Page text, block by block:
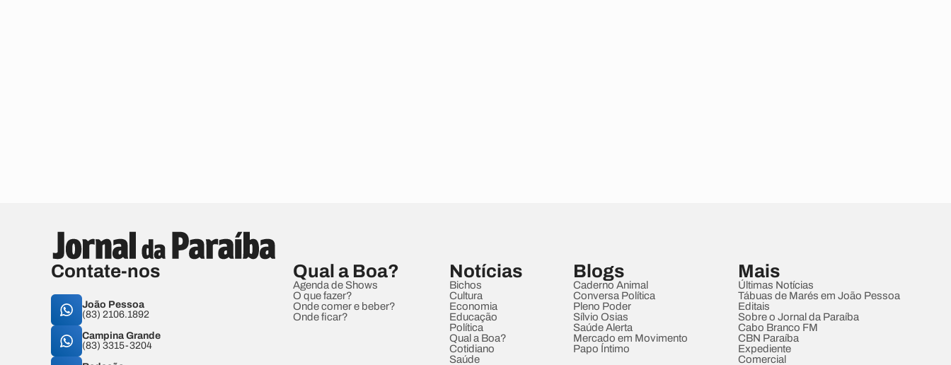
Contate-nos
João Pessoa
(83) 2106.1892
Campina Grande
(83) 3315-3204
Qual a Boa?
Agenda de Shows
O que fazer?
Onde comer e beber?
Onde ficar?
Notícias
Bichos
Cultura
Economia
Educação
Política
Qual a Boa?
Cotidiano
Saúde
Blogs
Caderno Animal
Conversa Política
Pleno Poder
Sílvio Osias
Saúde Alerta
Mercado em Movimento
Papo Íntimo
Mais
Últimas Notícias
Tábuas de Marés em João Pessoa
Editais
Sobre o Jornal da Paraíba
Cabo Branco FM
CBN Paraíba
Expediente
Comercial